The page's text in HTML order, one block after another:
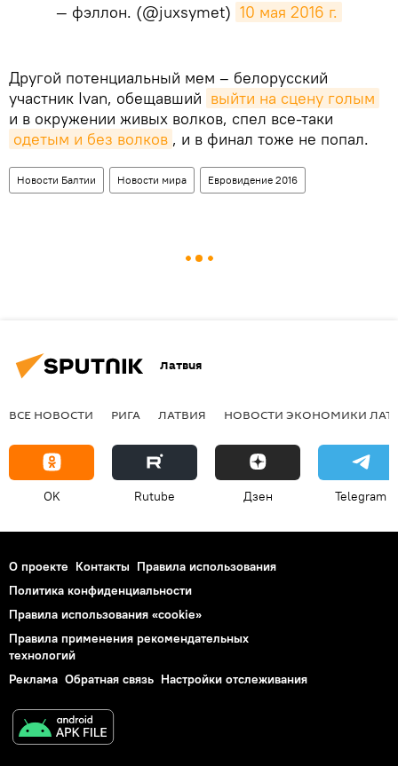
— фэллон. (@juxsymet) 10 мая 2016 г.
Другой потенциальный мем – белорусский
участник Ivan, обещавший выйти на сцену голым
и в окружении живых волков, спел все-таки
одетым и без волков , и в финал тоже не попал.
Новости Балтии Новости мира Евровидение 2016
Латвия
ВСЕ НОВОСТИ РИГА ЛАТВИЯ НОВОСТИ ЭКОНОМИКИ
OK Rutube Дзен Telegram
О проекте Контакты Правила использования
Политика конфиденциальности
Правила использования «cookie»
Правила применения рекомендательных
технологий
Реклама Обратная связь Настройки отслеживания